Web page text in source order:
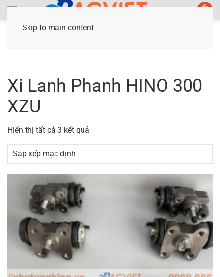
Skip to main content
Xi Lanh Phanh HINO 300
XZU
Hiển thị tất cả 3 kết quả